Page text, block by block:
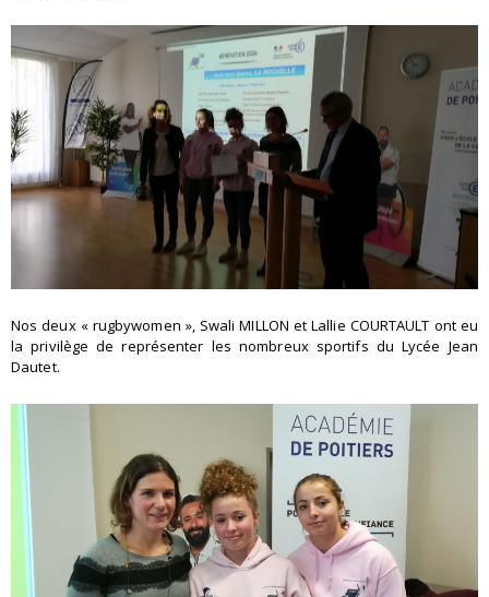
Nos deux « rugbywomen », Swali MILLON et Lallie COURTAULT ont eu
la privilège de représenter les nombreux sportifs du Lycée Jean
Dautet.